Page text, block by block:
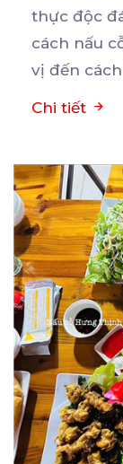
thực độc
cách nấu
vị đến
Chi tiết